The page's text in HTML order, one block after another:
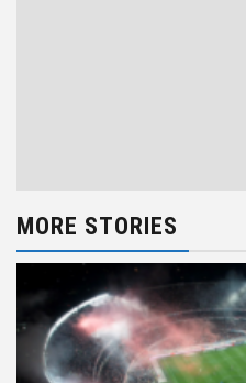
MORE STORIES